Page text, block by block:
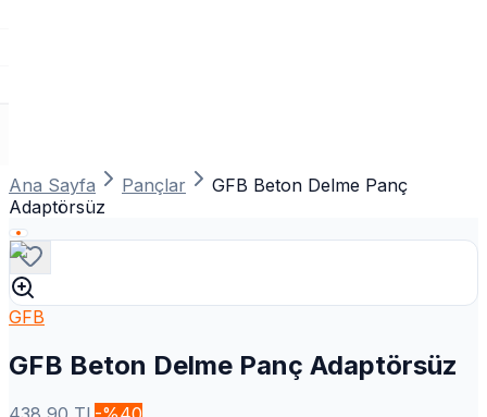
Ana Sayfa Pançlar
GFB Beton Delme Panç
Adaptörsüz
GFB
GFB Beton Delme Panç Adaptörsüz